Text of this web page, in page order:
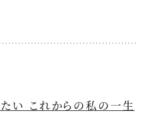
い これからの私の一生